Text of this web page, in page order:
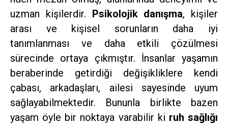
uzman kişilerdir. Psikolojik danışma, kişiler
arası ve kişisel sorunların daha iyi
tanımlanması ve daha etkili çözülmesi
sürecinde ortaya çıkmıştır. İnsanlar yaşamın
beraberinde getirdiği değişikliklere kendi
çabası, arkadaşları, ailesi sayesinde uyum
sağlayabilmektedir. Bununla birlikte bazen
yaşam öyle bir noktaya varabilir ki ruh sağlığı